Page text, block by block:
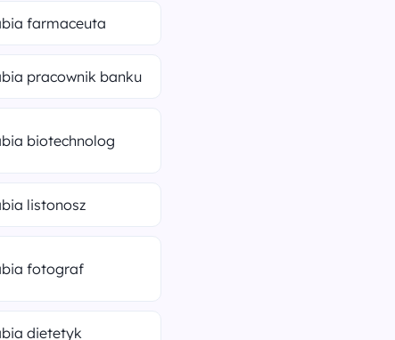
farmaceuta
pracownik banku
biotechnolog
listonosz
fotograf
dietetyk